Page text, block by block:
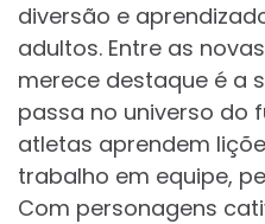
diversão e
adultos. Entre as
merece destaque é a
passa no universo do
atletas aprendem
trabalho em equipe,
Com personagens